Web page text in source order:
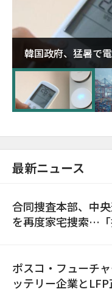
韓国政府、猛暑で
に需給対応体制を
最新ニュース
合同捜査本部、中
を再度家宅捜索…
ポスコ・フューチ
ッテリー企業と